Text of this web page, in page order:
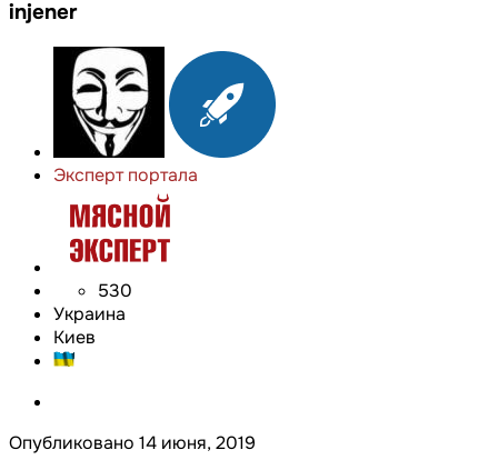
injener
Эксперт портала
530
Украина
Киев
Опубликовано 14 июня, 2019